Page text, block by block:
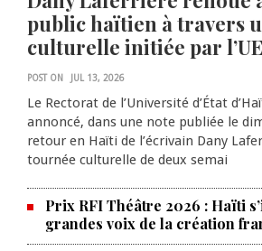
public haïtien à travers
culturelle initiée par
POST ON JUL 13, 2026
Le Rectorat de l’Université d’État
annoncé, dans une note publiée le
retour en Haïti de l’écrivain Dany
tournée culturelle de deux semai
Prix RFI Théâtre 2026 : Haïti
grandes voix de la création